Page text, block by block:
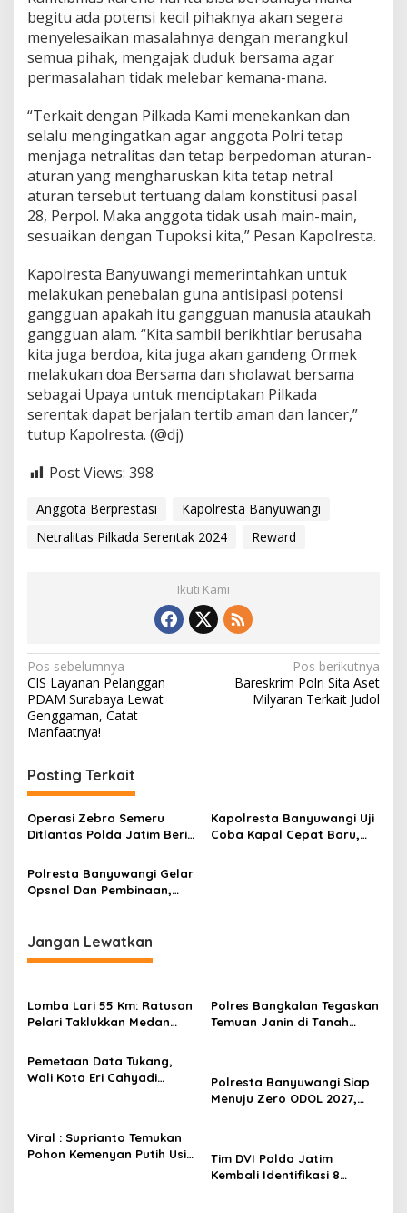
4
begitu ada potensi kecil pihaknya akan segera
menyelesaikan masalahnya dengan merangkul
semua pihak, mengajak duduk bersama agar
permasalahan tidak melebar kemana-mana.
“Terkait dengan Pilkada Kami menekankan dan
selalu mengingatkan agar anggota Polri tetap
menjaga netralitas dan tetap berpedoman aturan-
aturan yang mengharuskan kita tetap netral
aturan tersebut tertuang dalam konstitusi pasal
28, Perpol. Maka anggota tidak usah main-main,
sesuaikan dengan Tupoksi kita,” Pesan Kapolresta.
Kapolresta Banyuwangi memerintahkan untuk
melakukan penebalan guna antisipasi potensi
gangguan apakah itu gangguan manusia ataukah
gangguan alam. “Kita sambil berikhtiar berusaha
kita juga berdoa, kita juga akan gandeng Ormek
melakukan doa Bersama dan sholawat bersama
sebagai Upaya untuk menciptakan Pilkada
serentak dapat berjalan tertib aman dan lancer,”
tutup Kapolresta. (@dj)
Post Views: 398
Anggota Berprestasi
Kapolresta Banyuwangi
Netralitas Pilkada Serentak 2024
Reward
Ikuti Kami
N
a
v
i
g
a
s
i
p
o
Pos sebelumnya
CIS Layanan Pelanggan
PDAM Surabaya Lewat
Genggaman, Catat
Manfaatnya!
Pos berikutnya
Bareskrim Polri Sita Aset
Milyaran Terkait Judol
Posting Terkait
Operasi Zebra Semeru
Ditlantas Polda Jatim Beri
Tertib
Kapolresta Banyuwangi Uji
Coba Kapal Cepat Baru,
Polresta Banyuwangi Gelar
Opsnal Dan Pembinaan,
Jangan Lewatkan
Lomba Lari 55 Km: Ratusan
Pelari Taklukkan Medan
Polres Bangkalan Tegaskan
Temuan Janin di Tanah
Pemetaan Data Tukang,
Wali Kota Eri Cahyadi
Polresta Banyuwangi Siap
Menuju Zero ODOL 2027,
Viral : Suprianto Temukan
Pohon Kemenyan Putih Usia
Tim DVI Polda Jatim
Kembali Identifikasi 8